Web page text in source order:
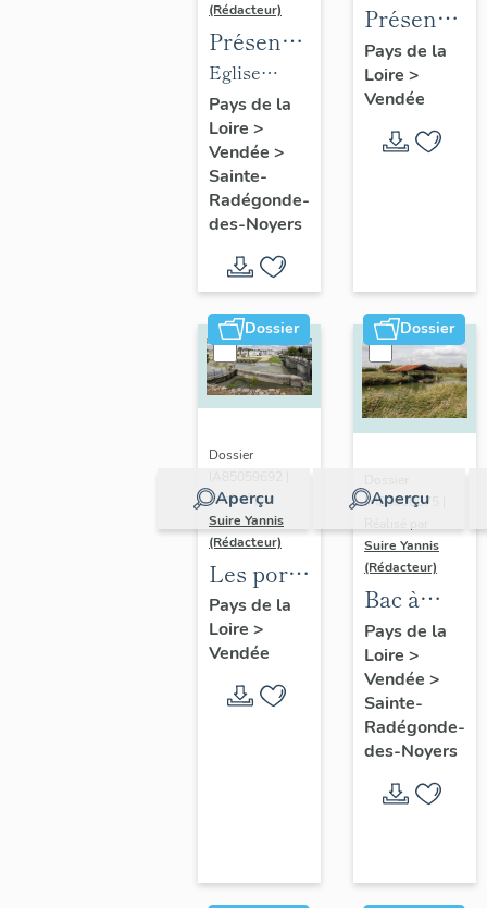
(Rédacteur)
Présentation
des
objets
mobiliers
de
l'église
de
Sainte-
Radégonde-
des-
Noyers
Eglise
paroissiale
Sainte
Radegonde
de Sainte-
Radégonde-
des-Noyers
Pays de la
Loire >
Vendée >
Sainte-
Radégonde-
des-Noyers
du
territoire
de la
Vallée de
poitevin
Pays de la
Loire >
Vendée
Dossier
Aperçu
Dossier
Réalisé par
Suire Yannis
(Rédacteur)
Les ports
dans la
vallée de
la Sèvre
Niortaise,
Pays de la
Loire >
Vendée
Dossier
Aperçu
IM85000675 |
Suire Yannis
(Rédacteur)
Bac à
râteau
Pays de la
Loire >
Vendée >
Sainte-
Radégonde-
des-Noyers